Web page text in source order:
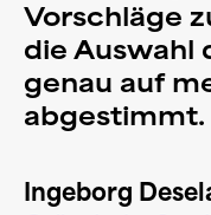
Vorschläge
die Auswahl
genau auf
abgestimmt.
Ingeborg